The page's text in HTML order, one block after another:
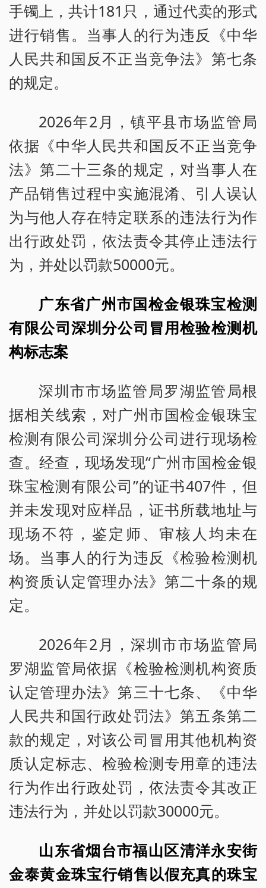
手镯上，共计181只，通过代卖的形式
进行销售。当事人的行为违反《中华
人民共和国反不正当竞争法》第七条
的规定。
2026年2月，镇平县市场监管局
依据《中华人民共和国反不正当竞争
法》第二十三条的规定，对当事人在
产品销售过程中实施混淆、引人误认
为与他人存在特定联系的违法行为作
出行政处罚，依法责令其停止违法行
为，并处以罚款50000元。
广东省广州市国检金银珠宝检测
有限公司深圳分公司冒用检验检测机
构标志案
深圳市市场监管局罗湖监管局根
据相关线索，对广州市国检金银珠宝
检测有限公司深圳分公司进行现场检
查。经查，现场发现“广州市国检金银
珠宝检测有限公司”的证书407件，但
并未发现对应样品，证书所载地址与
现场不符，鉴定师、审核人均未在
场。当事人的行为违反《检验检测机
构资质认定管理办法》第二十条的规
定。
2026年2月，深圳市市场监管局
罗湖监管局依据《检验检测机构资质
认定管理办法》第三十七条、《中华
人民共和国行政处罚法》第五条第二
款的规定，对该公司冒用其他机构资
质认定标志、检验检测专用章的违法
行为作出行政处罚，依法责令其改正
违法行为，并处以罚款30000元。
山东省烟台市福山区清洋永安街
金泰黄金珠宝行销售以假充真的珠宝